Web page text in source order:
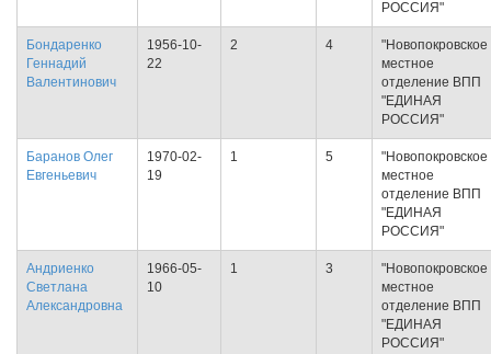
РОССИЯ"
Бондаренко
Геннадий
Валентинович
1956-10-
22
2 4
"Новопокровское
местное
отделение ВПП
"ЕДИНАЯ
РОССИЯ"
Баранов Олег
Евгеньевич
1970-02-
19
1 5
"Новопокровское
местное
отделение ВПП
"ЕДИНАЯ
РОССИЯ"
Андриенко
Светлана
Александровна
1966-05-
10
1 3
"Новопокровское
местное
отделение ВПП
"ЕДИНАЯ
РОССИЯ"